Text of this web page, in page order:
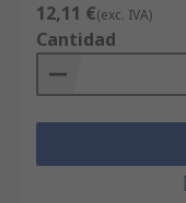
12,11 €(exc. IVA)
Cantidad